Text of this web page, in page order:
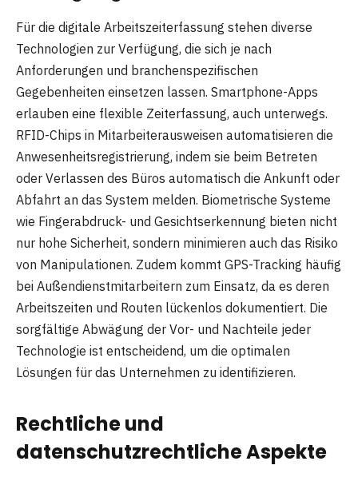
Für die digitale Arbeitszeiterfassung stehen diverse
Technologien zur Verfügung, die sich je nach
Anforderungen und branchenspezifischen
Gegebenheiten einsetzen lassen. Smartphone-Apps
erlauben eine flexible Zeiterfassung, auch unterwegs.
RFID-Chips in Mitarbeiterausweisen automatisieren die
Anwesenheitsregistrierung, indem sie beim Betreten
oder Verlassen des Büros automatisch die Ankunft oder
Abfahrt an das System melden. Biometrische Systeme
wie Fingerabdruck- und Gesichtserkennung bieten nicht
nur hohe Sicherheit, sondern minimieren auch das Risiko
von Manipulationen. Zudem kommt GPS-Tracking häufig
bei Außendienstmitarbeitern zum Einsatz, da es deren
Arbeitszeiten und Routen lückenlos dokumentiert. Die
sorgfältige Abwägung der Vor- und Nachteile jeder
Technologie ist entscheidend, um die optimalen
Lösungen für das Unternehmen zu identifizieren.
Rechtliche und
datenschutzrechtliche Aspekte